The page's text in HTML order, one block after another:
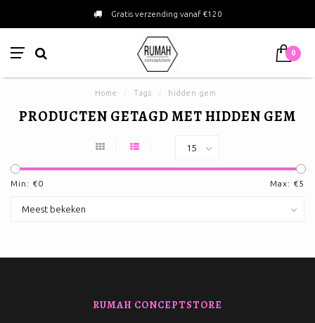
Gratis verzending vanaf €120
0
Home Tags hidden gem
PRODUCTEN GETAGD MET HIDDEN GEM
Min: €0 Max: €5
RUMAH CONCEPTSTORE